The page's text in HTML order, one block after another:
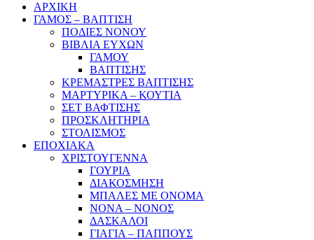
ΑΡΧΙΚΗ
ΓΑΜΟΣ – ΒΑΠΤΙΣΗ
ΠΟΔΙΕΣ ΝΟΝΟΥ
ΒΙΒΛΙΑ ΕΥΧΩΝ
ΓΑΜΟΥ
ΒΑΠΤΙΣΗΣ
ΚΡΕΜΑΣΤΡΕΣ ΒΑΠΤΙΣΗΣ
ΜΑΡΤΥΡΙΚΑ – ΚΟΥΤΙΑ
ΣΕΤ ΒΑΦΤΙΣΗΣ
ΠΡΟΣΚΛΗΤΗΡΙΑ
ΣΤΟΛΙΣΜΟΣ
ΕΠΟΧΙΑΚΑ
ΧΡΙΣΤΟΥΓΕΝΝΑ
ΓΟΥΡΙΑ
ΔΙΑΚΟΣΜΗΣΗ
ΜΠΑΛΕΣ ΜΕ ΟΝΟΜΑ
ΝΟΝΑ – ΝΟΝΟΣ
ΔΑΣΚΑΛΟΙ
ΓΙΑΓΙΑ – ΠΑΠΠΟΥΣ